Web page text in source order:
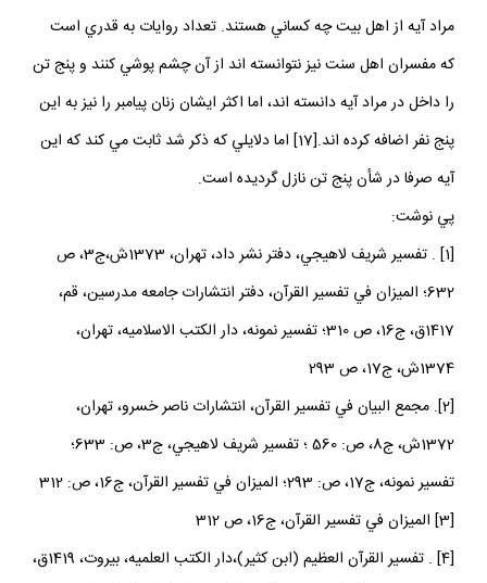
مراد آيه از اهل بيت چه كساني هستند. تعداد روايات به قدري است
كه مفسران اهل سنت نيز نتوانسته اند از آن چشم پوشي كنند و پنج تن
را داخل در مراد آيه دانسته اند، اما اكثر ايشان زنان پيامبر را نيز به اين
پنج نفر اضافه كرده اند.[17] اما دلايلي كه ذكر شد ثابت مي كند كه اين
آيه صرفا در شأن پنج تن نازل گرديده است.
پي نوشت:
[1] . تفسير شريف لاهيجي، دفتر نشر داد، تهران، 1373ش،ج‏3، ص
632؛ الميزان في تفسير القرآن، دفتر انتشارات جامعه مدرسين، قم،
1417ق، ج‏16، ص 310؛ تفسير نمونه، دار الكتب الاسلاميه، تهران،
1374ش، ج‏17، ص 293
[2]. مجمع البيان في تفسير القرآن، انتشارات ناصر خسرو، تهران،
1372ش، ج‏8، ص: 560 ؛ تفسير شريف لاهيجي، ج‏3، ص: 633؛
تفسير نمونه، ج‏17، ص: 293؛ الميزان في تفسير القرآن، ج‏16، ص: 312
[3] الميزان في تفسير القرآن، ج‏16، ص 312
[4] . تفسير القرآن العظيم (ابن كثير)،دار الكتب العلميه، بيروت، 1419ق،